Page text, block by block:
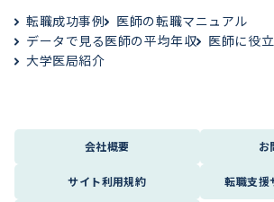
転職成功事例
医師の転職マニュアル
データで見る医師の平均年収
医師に役
大学医局紹介
会社概要 お
サイト利用規約 転職支援